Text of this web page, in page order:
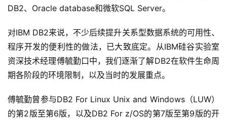
DB2、Oracle database和微软SQL Server。
对IBM DB2来说，不少后续提升关系型数据系统的可用性、
程序开发的便利性的做法，已大致底定。从IBM硅谷实验室
资深技术经理傅毓勤口中，我们逐渐了解DB2在软件生命周
期各阶段的环境限制，以及当时的发展重点。
傅毓勤曾参与DB2 For Linux Unix and Windows（LUW）
的第2版至第6版，以及DB2 For z/OS的第7版至第9版的开